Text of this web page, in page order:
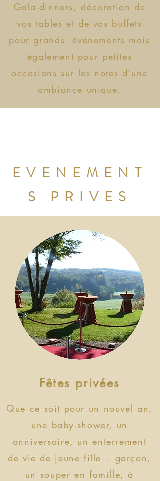
Gala-dinners, décoration de
vos tables et de vos buffets
pour grands événements mais
également pour petites
occasions sur les notes d’une
ambiance unique.
EVENEMENT
S PRIVES
Fêtes privées
Que ce soit pour un nouvel an,
une baby-shower, un
anniversaire, un enterrement
de vie de jeune fille - garçon,
un souper en famille, à